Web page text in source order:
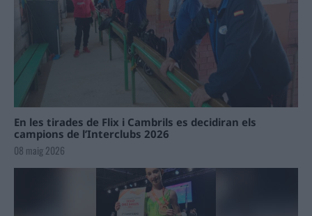
En les tirades de Flix i Cambrils es decidiran els
campions de l’Interclubs 2026
08 maig 2026